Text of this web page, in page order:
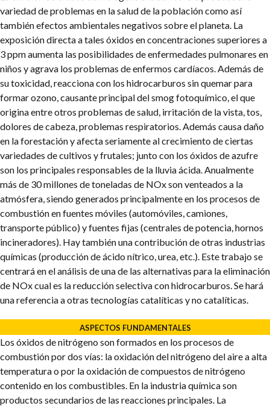
Matriz Profesional
variedad de problemas en la salud de la población como así
también efectos ambientales negativos sobre el planeta. La
exposición directa a tales óxidos en concentraciones superiores a
3 ppm aumenta las posibilidades de enfermedades pulmonares en
niños y agrava los problemas de enfermos cardíacos. Además de
su toxicidad, reacciona con los hidrocarburos sin quemar para
formar ozono, causante principal del smog fotoquímico, el que
origina entre otros problemas de salud, irritación de la vista, tos,
dolores de cabeza, problemas respiratorios. Además causa daño
en la forestación y afecta seriamente al crecimiento de ciertas
variedades de cultivos y frutales; junto con los óxidos de azufre
son los principales responsables de la lluvia ácida.Anualmente
más de 30 millones de toneladas de NOx son venteados a la
atmósfera, siendo generados principalmente en los procesos de
combustión en fuentes móviles (automóviles, camiones,
transporte público) y fuentes fijas (centrales de potencia, hornos
incineradores). Hay también una contribución de otras industrias
químicas (producción de ácido nítrico, urea, etc.). Este trabajo se
centrará en el análisis de una de las alternativas para la eliminación
de NOx cual es la reducción selectiva con hidrocarburos. Se hará
una referencia a otras tecnologías catalíticas y no catalíticas.
ASPECTOS FUNDAMENTALES
Los óxidos de nitrógeno son formados en los procesos de
combustión por dos vías: la oxidación del nitrógeno del aire a alta
temperatura o por la oxidación de compuestos de nitrógeno
contenido en los combustibles. En la industria química son
productos secundarios de las reacciones principales. La